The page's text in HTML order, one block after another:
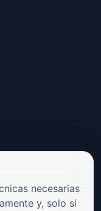
necesarias
y, solo si